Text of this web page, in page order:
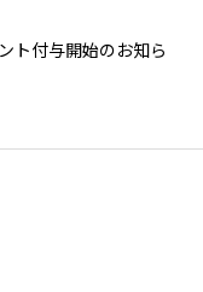
ト付与開始のお知ら